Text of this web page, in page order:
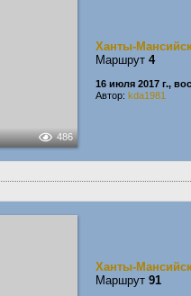
486
Ханты-
Маршрут 4
16 июля 2017 г.,
Автор: kda1981
Ханты-
Маршрут 91